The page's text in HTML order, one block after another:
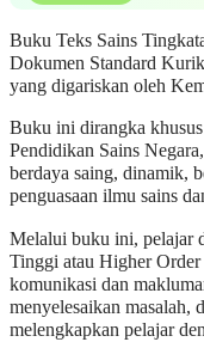
Buku Teks Sains
Dokumen Standard
yang digariskan oleh
Buku ini dirangka
Pendidikan Sains
berdaya saing, dinamik,
penguasaan ilmu sains
Melalui buku ini, pelajar
Tinggi atau Higher
komunikasi dan
menyelesaikan masalah,
melengkapkan pelajar